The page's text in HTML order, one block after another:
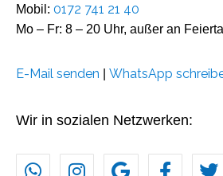
Mobil: 0172 741 21 40
Mo – Fr: 8 – 20 Uhr, außer an
E-Mail senden WhatsApp
Wir in sozialen Netzwerken: